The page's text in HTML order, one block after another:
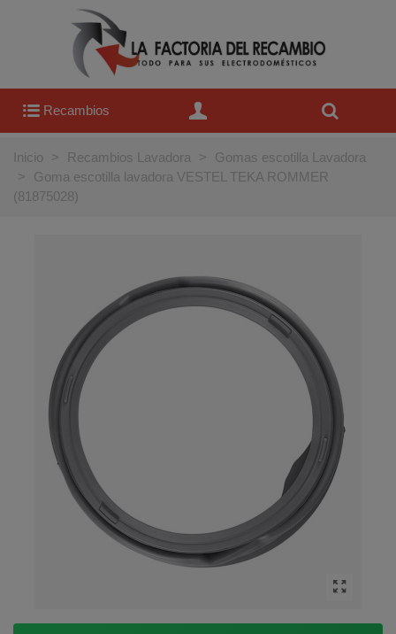
Recambios
Inicio > Recambios Lavadora >
Gomas escotilla Lavadora
>
Goma escotilla lavadora VESTEL TEKA ROMMER
(81875028)